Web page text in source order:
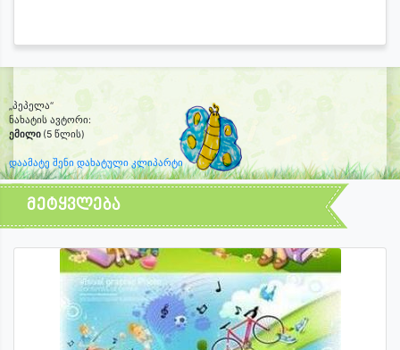
„პეპელა“
ნახატის ავტორი:
ემილი (5 წლის)
დაამატე შენი დახატული კლიპარტი
მეტყვლება